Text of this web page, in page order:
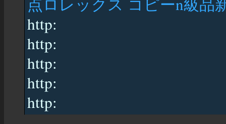
http:
http:
http:
http:
http: